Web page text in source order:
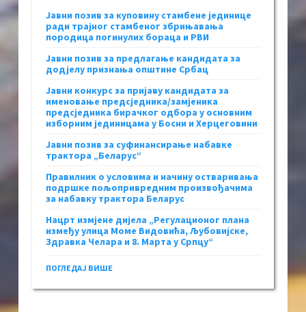
Јавни позив за куповину стамбене јединице
ради трајног стамбеног збрињавања
породица погинулих бораца и РВИ
Јавни позив за предлагање кандидата за
додјелу признања општине Србац
Јавни конкурс за пријаву кандидата за
именовање предсједника/замјеника
предсједника бирачког одбора у основним
изборним јединицама у Босни и Херцеговини
Јавни позив за суфинансирање набавке
трактора „Беларус“
Правилник о условима и начину остваривања
подршке пољопривредним произвођачима
за набавку трактора Беларус
Нацрт измјене дијела „Регулационог плана
између улица Моме Видовића, Љубовијске,
Здравка Челара и 8. Марта у Српцу“
ПОГЛЕДАЈ ВИШЕ